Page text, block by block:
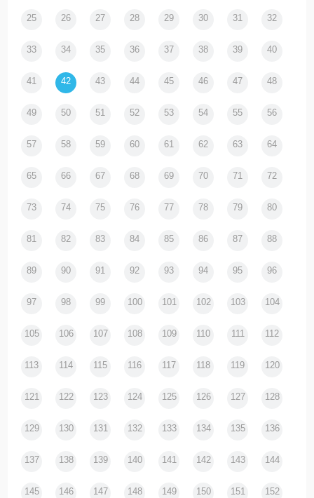
25 26 27 28 29 30 31 32
33 34 35 36 37 38 39 40
41 42 43 44 45 46 47 48
49 50 51 52 53 54 55 56
57 58 59 60 61 62 63 64
65 66 67 68 69 70 71 72
73 74 75 76 77 78 79 80
81 82 83 84 85 86 87 88
89 90 91 92 93 94 95 96
97 98 99 100 101 102 103 104
105 106 107 108 109 110 111 112
113 114 115 116 117 118 119 120
121 122 123 124 125 126 127 128
129 130 131 132 133 134 135 136
137 138 139 140 141 142 143 144
145 146 147 148 149 150 151 152